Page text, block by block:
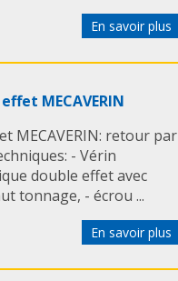
En savoir plus
MECAVERIN
MECAVERIN: retour par
- Vérin
double effet avec
tonnage, - écrou ...
En savoir plus